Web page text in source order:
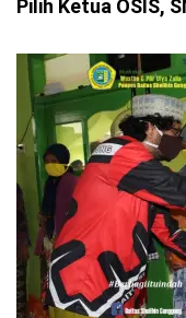
Pilih Ketua OSIS,